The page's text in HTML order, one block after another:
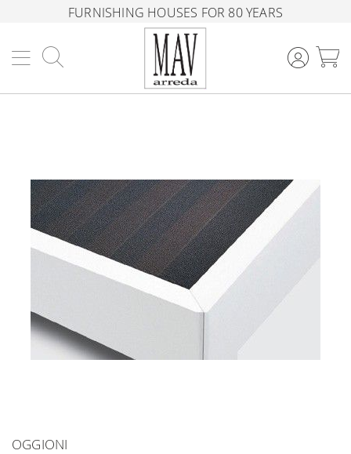
FURNISHING HOUSES FOR 80 YEARS
OGGIONI
the
images
gallery
Skip